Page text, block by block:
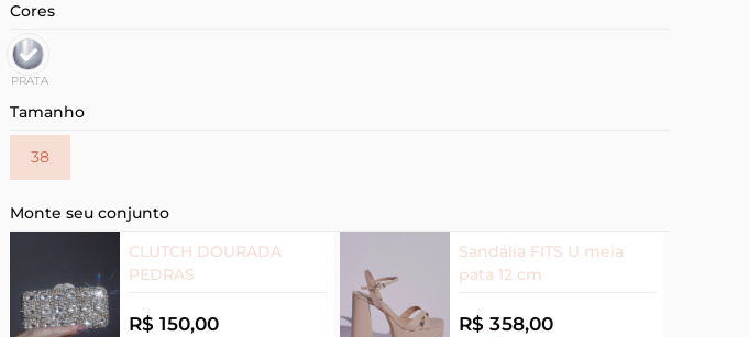
Cores
PRATA
Tamanho
38
Monte seu conjunto
CLUTCH DOURADA
PEDRAS
R$ 150,00
Sandália FITS U meia
pata 12 cm
R$ 358,00